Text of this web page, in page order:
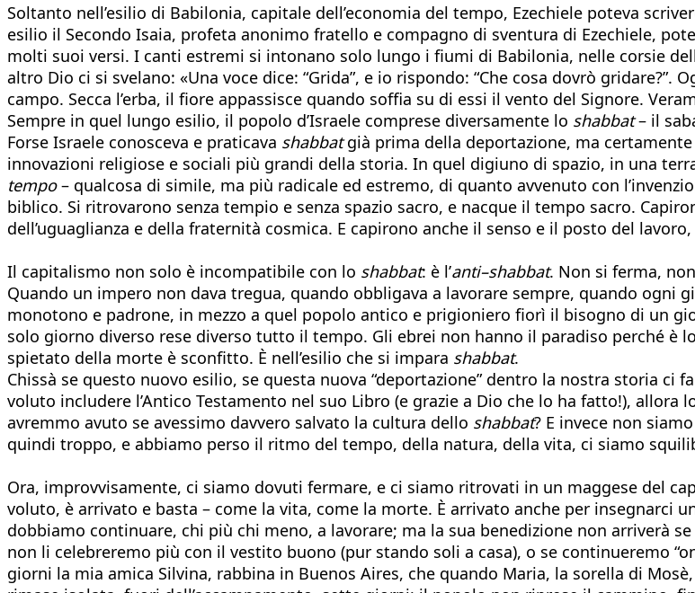
Soltanto nell’esilio di Babilonia, capitale dell’economia del tempo, Ezechiele poteva
esilio il Secondo Isaia, profeta anonimo fratello e compagno di sventura di Ezechiele,
molti suoi versi. I canti estremi si intonano solo lungo i fiumi di Babilonia, nelle corsie
altro Dio ci si svelano: «Una voce dice: “Grida”, e io rispondo: “Che cosa dovrò
campo. Secca l’erba, il fiore appassisce quando soffia su di essi il vento del Signore.
Sempre in quel lungo esilio, il popolo d’Israele comprese diversamente lo shabbat– il
Forse Israele conosceva e praticava shabbatgià prima della deportazione, ma
innovazioni religiose e sociali più grandi della storia. In quel digiuno di spazio, in una
tempo– qualcosa di simile, ma più radicale ed estremo, di quanto avvenuto con
biblico. Si ritrovarono senza tempio e senza spazio sacro, e nacque il tempo sacro.
dell’uguaglianza e della fraternità cosmica. E capirono anche il senso e il posto del
Il capitalismo non solo è incompatibile con lo shabbat: è l’anti–shabbat. Non si ferma,
Quando un impero non dava tregua, quando obbligava a lavorare sempre, quando
monotono e padrone, in mezzo a quel popolo antico e prigioniero fiorì il bisogno di un
solo giorno diverso rese diverso tutto il tempo. Gli ebrei non hanno il paradiso perché è lo
spietato della morte è sconfitto. È nell’esilio che si impara shabbat.
Chissà se questo nuovo esilio, se questa nuova “deportazione” dentro la nostra storia
voluto includere l’Antico Testamento nel suo Libro (e grazie a Dio che lo ha fatto!), allora
avremmo avuto se avessimo davvero salvato la cultura dello shabbat? E invece non
quindi troppo, e abbiamo perso il ritmo del tempo, della natura, della vita, ci siamo
Ora, improvvisamente, ci siamo dovuti fermare, e ci siamo ritrovati in un maggese del
voluto, è arrivato e basta – come la vita, come la morte. È arrivato anche per insegnarci
dobbiamo continuare, chi più chi meno, a lavorare; ma la sua benedizione non arriverà
non li celebreremo più con il vestito buono (pur stando soli a casa), o se continueremo
giorni la mia amica Silvina, rabbina in Buenos Aires, che quando Maria, la sorella di